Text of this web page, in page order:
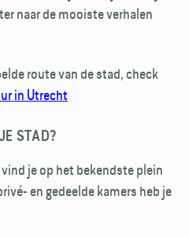
naar de mooiste verhalen
route van de stad, check
in Utrecht
STAD?
je op het bekendste plein
en gedeelde kamers heb je